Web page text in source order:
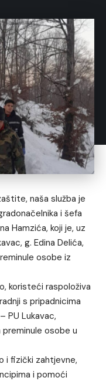
naša služba je
i šefa
Hamzića, koji je, uz
g. Edina Delića,
osobe iz
koristeći raspoloživa
s pripadnicima
PU Lukavac,
osobe u
i fizički zahtjevne,
i pomoći